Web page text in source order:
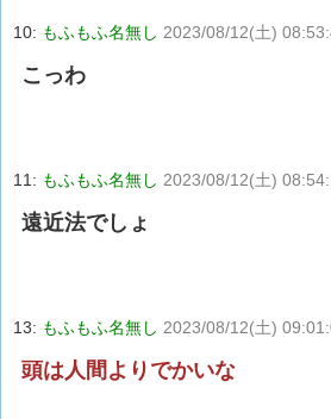
10: もふもふ名無し 2023/08/12(土)
こっわ
11: もふもふ名無し 2023/08/12(土)
遠近法でしょ
13: もふもふ名無し 2023/08/12(土)
頭は人間よりでかいな